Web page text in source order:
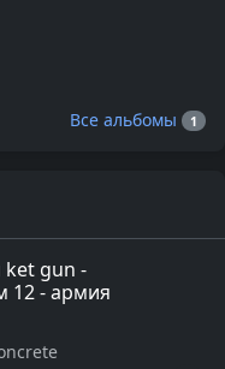
Все альбомы 1
ket gun -
12 - армия